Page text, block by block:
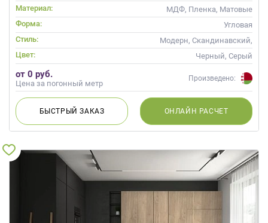
Материал:
МДФ, Пленка, Матовые
Форма:
Угловая
Стиль:
Модерн, Скандинавский,
Неоклассика, Современные
Цвет: Черный, Серый
от 0 руб.
Цена за погонный метр
Произведено:
БЫСТРЫЙЗАКАЗ ОНЛАЙН РАСЧЕТ